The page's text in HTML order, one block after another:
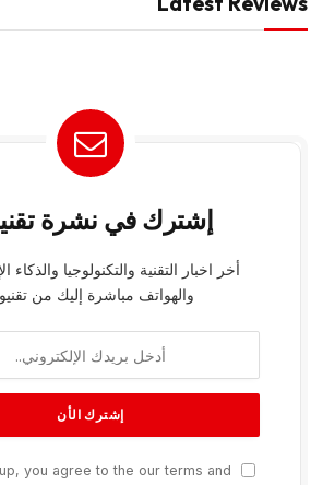
إشترك في نشرة
أخر اخبار التقنية والتكنولوجيا والذكاء
والهواتف مباشرة إليك من
you agree to the our terms and